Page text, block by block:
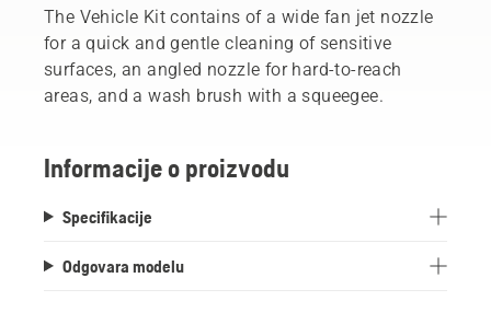
The Vehicle Kit contains of a wide fan jet nozzle
for a quick and gentle cleaning of sensitive
surfaces, an angled nozzle for hard-to-reach
areas, and a wash brush with a squeegee.
Informacije o proizvodu
Specifikacije
Odgovara modelu